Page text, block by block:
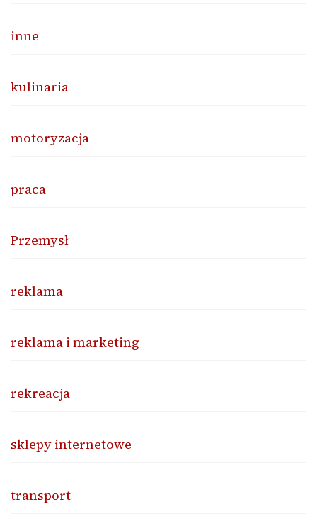
inne
kulinaria
motoryzacja
praca
Przemysł
reklama
reklama i marketing
rekreacja
sklepy internetowe
transport